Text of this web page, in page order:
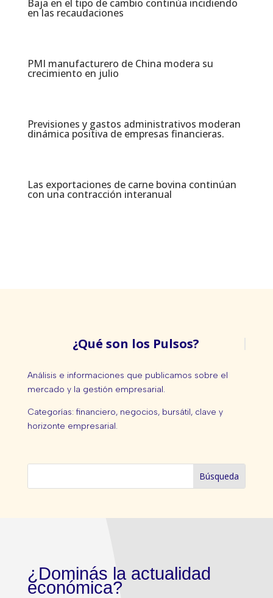
Baja en el tipo de cambio continúa incidiendo
en las recaudaciones​
PMI manufacturero de China modera su
crecimiento en julio​
Previsiones y gastos administrativos moderan
dinámica positiva de empresas financieras​.
Las exportaciones de carne bovina continúan
con una contracción interanual
¿Qué son los Pulsos?
Análisis e informaciones que publicamos sobre el
mercado y la gestión empresarial.
Categorías: financiero, negocios, bursátil, clave y
horizonte empresarial.
¿Dominás la actualidad
económica?